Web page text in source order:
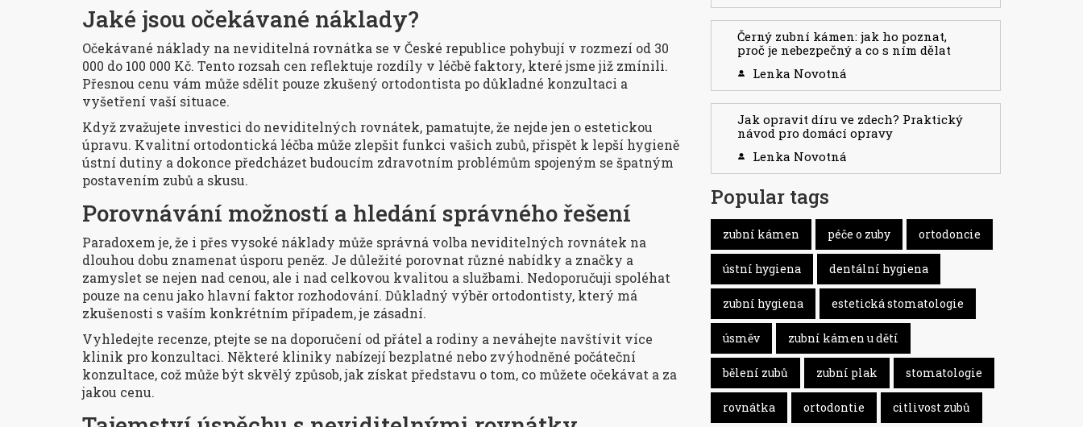
Jaké jsou očekávané náklady?
Očekávané náklady na neviditelná rovnátka se v České republice pohybují v rozmezí od 30
000 do 100 000 Kč. Tento rozsah cen reflektuje rozdíly v léčbě faktory, které jsme již zmínili.
Přesnou cenu vám může sdělit pouze zkušený ortodontista po důkladné konzultaci a
vyšetření vaší situace.
Když zvažujete investici do neviditelných rovnátek, pamatujte, že nejde jen o estetickou
úpravu. Kvalitní ortodontická léčba může zlepšit funkci vašich zubů, přispět k lepší hygieně
ústní dutiny a dokonce předcházet budoucím zdravotním problémům spojeným se špatným
postavením zubů a skusu.
Porovnávání možností a hledání správného řešení
Paradoxem je, že i přes vysoké náklady může správná volba neviditelných rovnátek na
dlouhou dobu znamenat úsporu peněz. Je důležité porovnat různé nabídky a značky a
zamyslet se nejen nad cenou, ale i nad celkovou kvalitou a službami. Nedoporučuji spoléhat
pouze na cenu jako hlavní faktor rozhodování. Důkladný výběr ortodontisty, který má
zkušenosti s vaším konkrétním případem, je zásadní.
Vyhledejte recenze, ptejte se na doporučení od přátel a rodiny a neváhejte navštívit více
klinik pro konzultaci. Některé kliniky nabízejí bezplatné nebo zvýhodněné počáteční
konzultace, což může být skvělý způsob, jak získat představu o tom, co můžete očekávat a za
jakou cenu.
Černý zubní kámen: jak ho poznat,
proč je nebezpečný a co s ním dělat
Lenka Novotná
Jak opravit díru ve zdech? Praktický
návod pro domácí opravy
Lenka Novotná
Popular tags
zubní kámen péče o zuby ortodoncie
ústní hygiena dentální hygiena
zubní hygiena estetická stomatologie
úsměv zubní kámen u dětí
bělení zubů zubní plak stomatologie
rovnátka ortodontie citlivost zubů